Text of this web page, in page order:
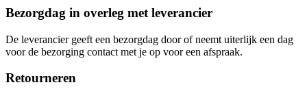
Bezorgdag in overleg met leverancier
De leverancier geeft een bezorgdag door of neemt uiterlijk een dag
voor de bezorging contact met je op voor een afspraak.
Retourneren